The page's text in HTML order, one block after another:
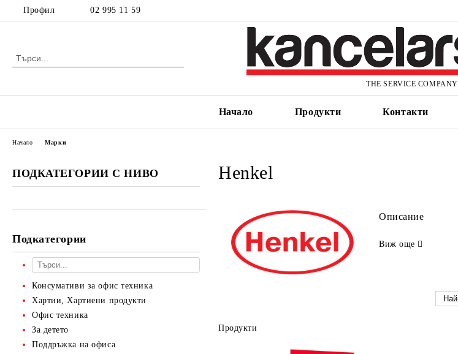
Профил 02 995 11 59
THE SERVICE COMPANY
Начало Продукти Контакти
ПОДКАТЕГОРИИ С НИВО
Подкатегории
Консумативи за офис техника
Хартии, Хартиени продукти
Офис техника
За детето
Поддръжка на офиса
Начало Марки
Henkel
Описание
Виж още
Продукти